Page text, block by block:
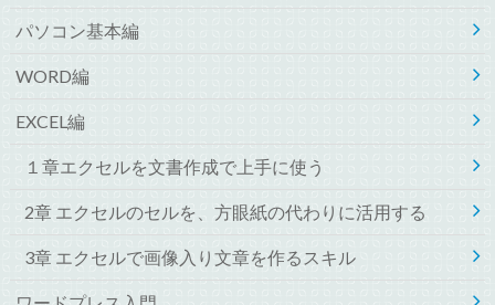
パソコン基本編
WORD編
EXCEL編
１章エクセルを文書作成で上手に使う
2章 エクセルのセルを、方眼紙の代わりに活用する
3章 エクセルで画像入り文章を作るスキル